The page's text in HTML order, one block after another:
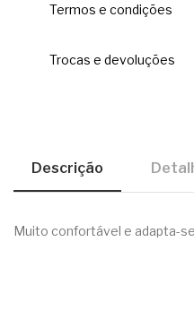
Termos e condições
Trocas e devoluções
Descrição
Muito confortável e adapta-